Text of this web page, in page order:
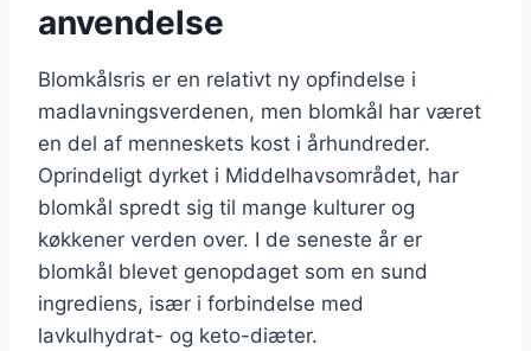
anvendelse
Blomkålsris er en relativt ny opfindelse i
madlavningsverdenen, men blomkål har været
en del af menneskets kost i århundreder.
Oprindeligt dyrket i Middelhavsområdet, har
blomkål spredt sig til mange kulturer og
køkkener verden over. I de seneste år er
blomkål blevet genopdaget som en sund
ingrediens, især i forbindelse med
lavkulhydrat- og keto-diæter.